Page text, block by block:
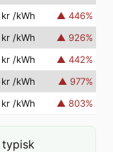
/kWh ▲ 446%
/kWh ▲ 926%
/kWh ▲ 442%
/kWh ▲ 977%
kr /kWh ▲ 803%